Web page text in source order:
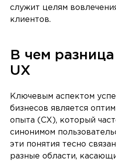
служит целям
клиентов.
В чем
UX
Ключевым аспектом
бизнесов является
опыта (CX), который
синонимом
эти понятия тесно
разные области,